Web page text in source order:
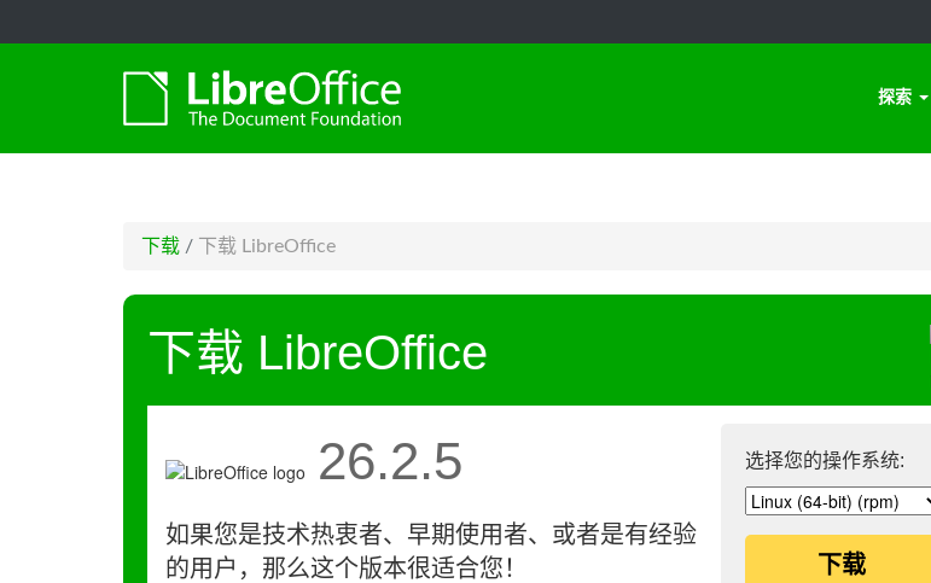
探索
下载 / 下载 LibreOffice
下载 LibreOffice
选择您的操作系统:
下载
26.2.5
如果您是技术热衷者、早期使用者、或者是有经验
的用户，那么这个版本很适合您！